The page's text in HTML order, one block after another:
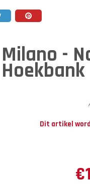
-
Dit artikel
€